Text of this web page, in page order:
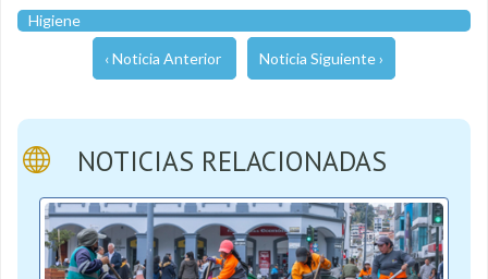
Higiene
‹ Noticia Anterior Noticia Siguiente ›
NOTICIAS RELACIONADAS